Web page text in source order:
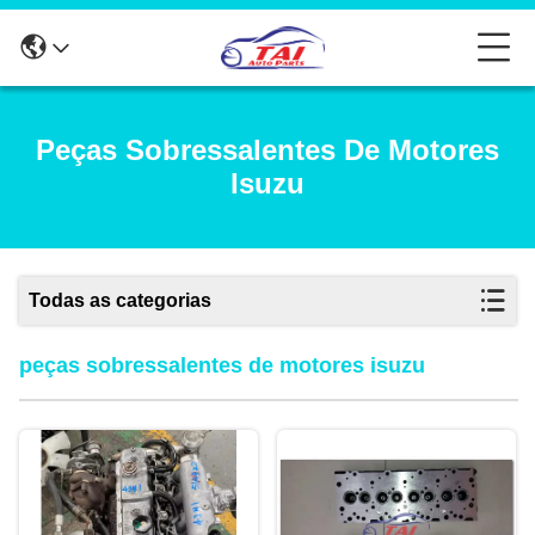
Peças Sobressalentes De Motores
Isuzu
Todas as categorias
peças sobressalentes de motores isuzu